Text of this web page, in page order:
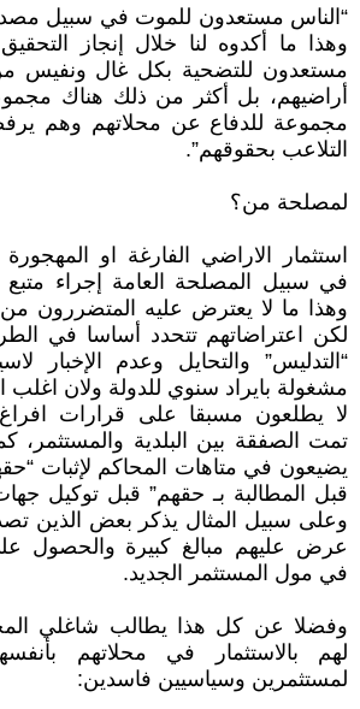
“الناس مستعدون للموت في سبيل
وهذا ما أكدوه لنا خلال إنجاز
مستعدون للتضحية بكل غال ونفيس
أراضيهم، بل أكثر من ذلك هناك
مجموعة للدفاع عن محلاتهم وهم
التلاعب بحقوقهم”.
لمصلحة من؟
استثمار الاراضي الفارغة او المهجورة
في سبيل المصلحة العامة إجراء متبع
وهذا ما لا يعترض عليه المتضررون من
لكن اعتراضاتهم تتحدد أساسا في
“التدليس” والتحايل وعدم الإخبار
مشغولة بايراد سنوي للدولة ولان اغلب
لا يطلعون مسبقا على قرارات افراغ
تمت الصفقة بين البلدية والمستثمر،
يضيعون في متاهات المحاكم لإثبات
قبل المطالبة بـ حقهم” قبل توكيل
وعلى سبيل المثال يذكر بعض الذين
عرض عليهم مبالغ كبيرة والحصول
في مول المستثمر الجديد.
وفضلا عن كل هذا يطالب شاغلي
لهم بالاستثمار في محلاتهم
لمستثمرين وسياسيين فاسدين: